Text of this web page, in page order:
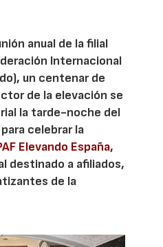
anual de la filial
Internacional
un centenar de
de la elevación se
la tarde-noche del
celebrar la
Elevando España,
destinado a afiliados,
de la